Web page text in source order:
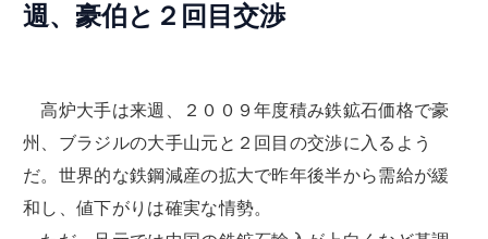
週、豪伯と２回目交渉
高炉大手は来週、２００９年度積み鉄鉱石価格で豪
州、ブラジルの大手山元と２回目の交渉に入るよう
だ。世界的な鉄鋼減産の拡大で昨年後半から需給が緩
和し、値下がりは確実な情勢。